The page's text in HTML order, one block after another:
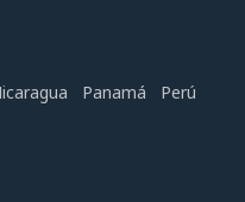
Panamá
Perú